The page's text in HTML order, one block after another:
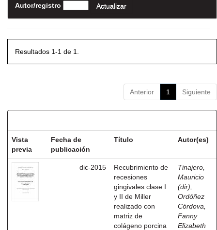
Autor/registro
Resultados 1-1 de 1.
Anterior 1 Siguiente
Vista
previa
Fecha de
publicación
Título Autor(es)
dic-2015
Recubrimiento de
recesiones
gingivales clase I
y II de Miller
realizado con
matriz de
colágeno porcina
Tinajero,
Mauricio
(dir);
Ordóñez
Córdova,
Fanny
Elizabeth